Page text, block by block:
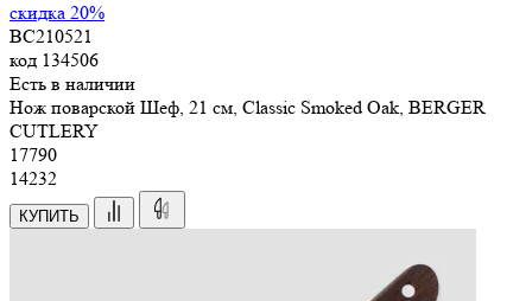
скидка 20%
BC210521
код 134506
Есть в наличии
Нож поварской Шеф, 21 см, Classic Smoked Oak, BERGER
CUTLERY
17790
14232
КУПИТЬ